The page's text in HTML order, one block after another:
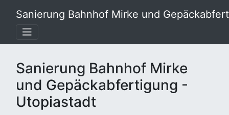
Sanierung Bahnhof Mirke und
Sanierung Bahnhof Mirke
und Gepäckabfertigung -
Utopiastadt